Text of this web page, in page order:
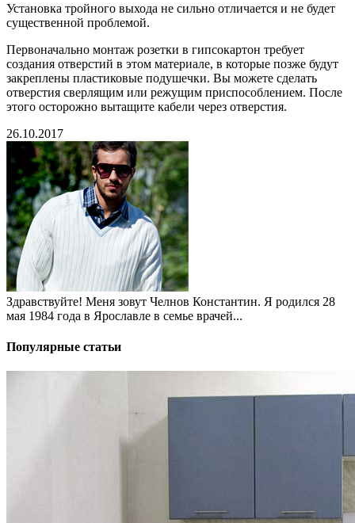
Установка тройного выхода не сильно отличается и не будет
существенной проблемой.
Первоначально монтаж розетки в гипсокартон требует
создания отверстий в этом материале, в которые позже будут
закреплены пластиковые подушечки. Вы можете сделать
отверстия сверлящим или режущим приспособлением. После
этого осторожно вытащите кабели через отверстия.
26.10.2017
Здравствуйте! Меня зовут Челнов Константин. Я родился 28
мая 1984 года в Ярославле в семье врачей...
Популярные статьи